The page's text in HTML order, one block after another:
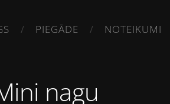
PIEGĀDE NOTEIKUMI
nagu